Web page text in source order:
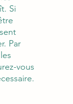
Si
Par
vous